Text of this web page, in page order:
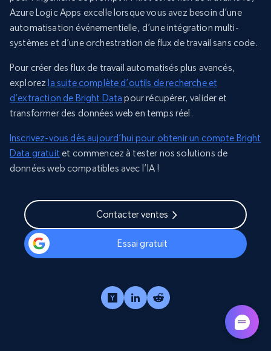
Azure Logic Apps excelle lorsque vous avez besoin d’une
automatisation événementielle, d’une intégration multi-
systèmes et d’une orchestration de flux de travail sans code.
Pour créer des flux de travail automatisés plus avancés,
explorezla suite complète d’outils de recherche et
d’extraction de Bright Data pour récupérer, valider et
transformer des données web en temps réel.
Inscrivez-vous dès aujourd’hui pour obtenir un compte Bright
Data gratuit et commencez à tester nos solutions de
données web compatibles avec l’IA !
Contacter ventes
Essai gratuit